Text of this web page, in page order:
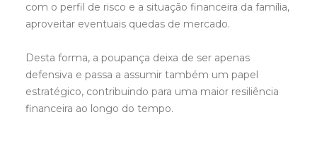
com o perfil de risco e a situação financeira da família,
aproveitar eventuais quedas de mercado.
Desta forma, a poupança deixa de ser apenas
defensiva e passa a assumir também um papel
estratégico, contribuindo para uma maior resiliência
financeira ao longo do tempo.